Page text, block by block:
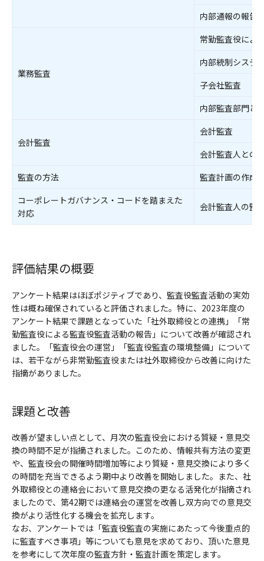
内部通報の報告
業務監査
常勤監査役によ
内部統制システ
子会社監査
内部監査部門と
会計監査
会計監査
会計監査人との
監査の方法
監査計画の作成
コーポレートガバナンス・コードを踏まえた
対応
会計監査人の監
評価結果の概要
アンケート結果はほぼポジティブであり、監査役監査活動の実効
性は概ね確保されていると評価されました。特に、2023年度の
アンケート結果で課題となっていた「社外取締役との連携」「常
勤監査役による監査役監査活動の報告」について改善が確認され
ました。「監査役会の運営」「監査役監査の環境整備」について
は、若干ながら非常勤監査役または社外取締役から改善に向けた
指摘がありました。
課題と改善
改善が望ましい点として、月次の監査役会における質疑・意見交
換の時間不足が指摘されました。このため、情報共有方法の変更
や、監査役会の開催時間増加等により質疑・意見交換により多く
の時間を充当できるよう期中より改善を開始しました。また、社
外取締役との連絡会において意見交換の更なる活発化が指摘され
ましたので、第42期では連絡会の運営を改善し双方向での意見交
換がより活性化する機会を拡充します。
なお、アンケートでは「監査役監査の実施にあたって今後重点的
に監査すべき事項」等についても意見を求めており、頂いた意見
を参考にして次年度の監査方針・監査計画を策定します。